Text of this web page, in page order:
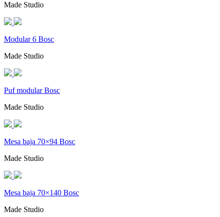
Made Studio
Modular 6 Bosc
Made Studio
Puf modular Bosc
Made Studio
Mesa baja 70×94 Bosc
Made Studio
Mesa baja 70×140 Bosc
Made Studio